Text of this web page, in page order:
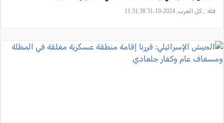
فئة: , كل العرب, 2024-10-31 11:31:38